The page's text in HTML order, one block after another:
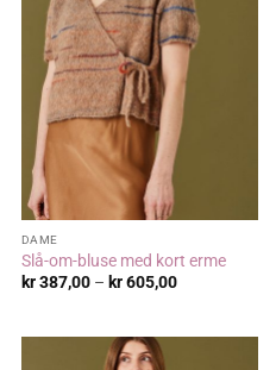
DAME
Slå-om-bluse med kort erme
kr387,00 – kr605,00Prisområde: